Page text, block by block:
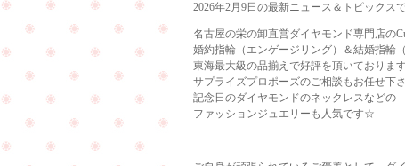
2026年2月9日の最新ニュース＆トピックス
名古屋の栄の卸直営ダイヤモンド専門店の
婚約指輪（エンゲージリング）＆結婚指輪
東海最大級の品揃えで好評を頂いております
サプライズプロポーズのご相談もお任せ下
記念日のダイヤモンドのネックレスなどの
ファッションジュエリーも人気です☆